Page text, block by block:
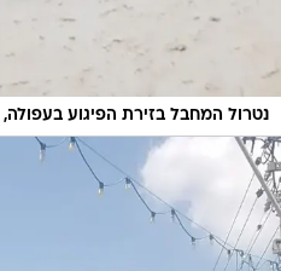
נטרול המחבל בזירת הפיגוע